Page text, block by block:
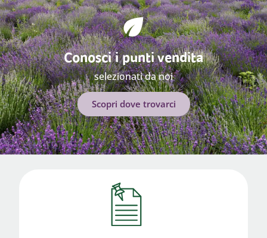
Conosci i punti vendita
selezionati da noi
Scopri dove trovarci